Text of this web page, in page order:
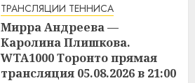
ТРАНСЛЯЦИИ ТЕННИСА
Мирра Андреева —
Каролина Плишкова.
WTA1000 Торонто прямая
трансляция 05.08.2026 в 21:00